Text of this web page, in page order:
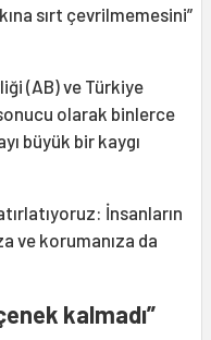
sırt çevrilmemesini”
(AB) ve Türkiye
olarak binlerce
büyük bir kaygı
İnsanların
ve korumanıza da
kalmadı”